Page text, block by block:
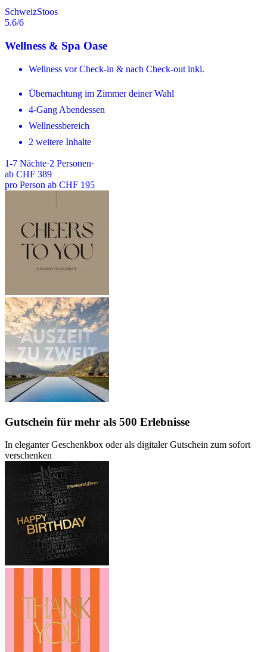
SchweizStoos
5.6/6
Wellness & Spa Oase
Wellness vor Check-in & nach Check-out inkl.
Übernachtung im Zimmer deiner Wahl
4-Gang Abendessen
Wellnessbereich
2 weitere Inhalte
1-7 Nächte·2 Personen·
ab CHF 389
pro Person ab CHF 195
Gutschein für mehr als 500 Erlebnisse
In eleganter Geschenkbox oder als digitaler Gutschein zum sofort
verschenken